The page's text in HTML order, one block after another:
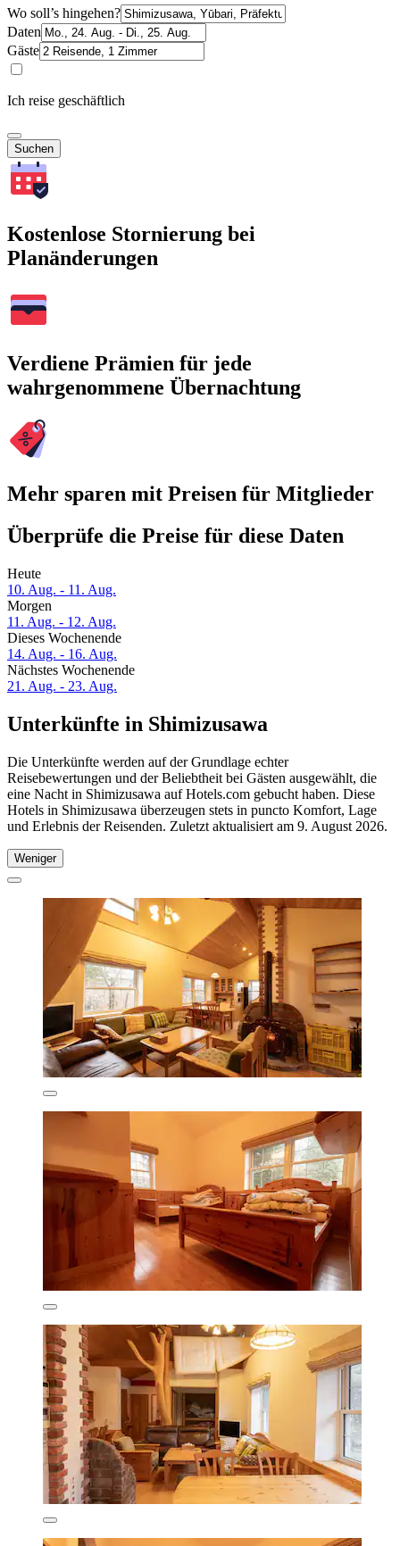
Wo soll’s hingehen?
Daten
Gäste
Ich reise geschäftlich
Suchen
Kostenlose Stornierung bei
Planänderungen
Verdiene Prämien für jede
wahrgenommene Übernachtung
Mehr sparen mit Preisen für Mitglieder
Überprüfe die Preise für diese Daten
Heute
10. Aug. - 11. Aug.
Morgen
11. Aug. - 12. Aug.
Dieses Wochenende
14. Aug. - 16. Aug.
Nächstes Wochenende
21. Aug. - 23. Aug.
Unterkünfte in Shimizusawa
Die Unterkünfte werden auf der Grundlage echter
Reisebewertungen und der Beliebtheit bei Gästen ausgewählt, die
eine Nacht in Shimizusawa auf Hotels.com gebucht haben. Diese
Hotels in Shimizusawa überzeugen stets in puncto Komfort, Lage
und Erlebnis der Reisenden. Zuletzt aktualisiert am 9. August 2026.
Weniger